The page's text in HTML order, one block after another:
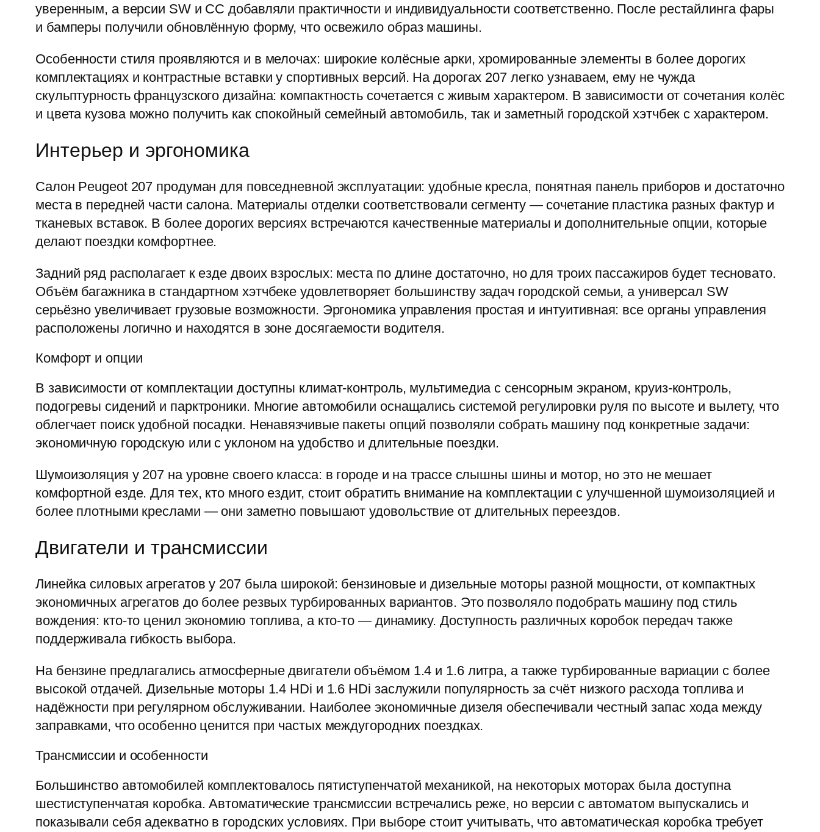
уверенным, а версии SW и CC добавляли практичности и индивидуальности соответственно. После рестайлинга фары
и бамперы получили обновлённую форму, что освежило образ машины.
Особенности стиля проявляются и в мелочах: широкие колёсные арки, хромированные элементы в более дорогих
комплектациях и контрастные вставки у спортивных версий. На дорогах 207 легко узнаваем, ему не чужда
скульптурность французского дизайна: компактность сочетается с живым характером. В зависимости от сочетания колёс
и цвета кузова можно получить как спокойный семейный автомобиль, так и заметный городской хэтчбек с характером.
Интерьер и эргономика
Салон Peugeot 207 продуман для повседневной эксплуатации: удобные кресла, понятная панель приборов и достаточно
места в передней части салона. Материалы отделки соответствовали сегменту — сочетание пластика разных фактур и
тканевых вставок. В более дорогих версиях встречаются качественные материалы и дополнительные опции, которые
делают поездки комфортнее.
Задний ряд располагает к езде двоих взрослых: места по длине достаточно, но для троих пассажиров будет тесновато.
Объём багажника в стандартном хэтчбеке удовлетворяет большинству задач городской семьи, а универсал SW
серьёзно увеличивает грузовые возможности. Эргономика управления простая и интуитивная: все органы управления
расположены логично и находятся в зоне досягаемости водителя.
Комфорт и опции
В зависимости от комплектации доступны климат-контроль, мультимедиа с сенсорным экраном, круиз-контроль,
подогревы сидений и парктроники. Многие автомобили оснащались системой регулировки руля по высоте и вылету, что
облегчает поиск удобной посадки. Ненавязчивые пакеты опций позволяли собрать машину под конкретные задачи:
экономичную городскую или с уклоном на удобство и длительные поездки.
Шумоизоляция у 207 на уровне своего класса: в городе и на трассе слышны шины и мотор, но это не мешает
комфортной езде. Для тех, кто много ездит, стоит обратить внимание на комплектации с улучшенной шумоизоляцией и
более плотными креслами — они заметно повышают удовольствие от длительных переездов.
Двигатели и трансмиссии
Линейка силовых агрегатов у 207 была широкой: бензиновые и дизельные моторы разной мощности, от компактных
экономичных агрегатов до более резвых турбированных вариантов. Это позволяло подобрать машину под стиль
вождения: кто-то ценил экономию топлива, а кто-то — динамику. Доступность различных коробок передач также
поддерживала гибкость выбора.
На бензине предлагались атмосферные двигатели объёмом 1.4 и 1.6 литра, а также турбированные вариации с более
высокой отдачей. Дизельные моторы 1.4 HDi и 1.6 HDi заслужили популярность за счёт низкого расхода топлива и
надёжности при регулярном обслуживании. Наиболее экономичные дизеля обеспечивали честный запас хода между
заправками, что особенно ценится при частых междугородних поездках.
Трансмиссии и особенности
Большинство автомобилей комплектовалось пятиступенчатой механикой, на некоторых моторах была доступна
шестиступенчатая коробка. Автоматические трансмиссии встречались реже, но версии с автоматом выпускались и
показывали себя адекватно в городских условиях. При выборе стоит учитывать, что автоматическая коробка требует